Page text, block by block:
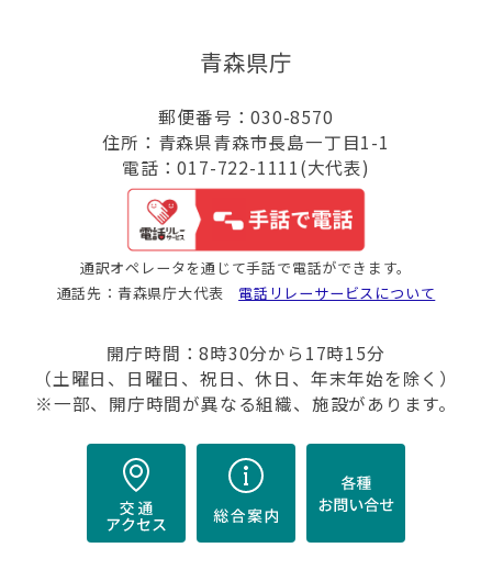
青森県庁
郵便番号：030-8570
住所：青森県青森市長島一丁目1-1
電話：017-722-1111(大代表)
通訳オペレータを通じて手話で電話ができます。
通話先：青森県庁大代表 電話リレーサービスについて
開庁時間：8時30分から17時15分
（土曜日、日曜日、祝日、休日、年末年始を除く）
※一部、開庁時間が異なる組織、施設があります。